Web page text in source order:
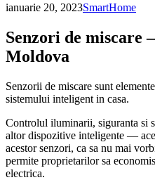
ianuarie 20, 2023SmartHome
Senzori de miscare
Moldova
Senzorii de miscare sunt
sistemului inteligent in casa.
Controlul iluminarii, siguranta si
altor dispozitive inteligente —
acestor senzori, ca sa nu mai
permite proprietarilor sa
electrica.